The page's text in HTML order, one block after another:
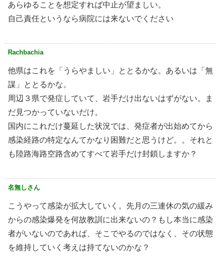
あらゆることを想定すれば中止が望ましい。
自己責任というなら病院には来ないでください
Rachbachia
他県はこれを「うらやましい」ととるかな。あるいは「無
謀」ととるかな。
周辺３県で発症していて、岩手だけ出ないはずがない。ま
だ見つかっていないだけ。
国内にこれだけ蔓延した状況では、発症者が出始めてから
感染経路の特定なんてかなり困難だと思うけど。。それと
も陸路海路空路含めてすべて岩手だけ封鎖しますか？
名無しさん
こうやって感染が拡大していく。先月の三連休の気の緩み
からの感染爆発を何故教訓に出来ないの？もし本当に感染
者がいないのであれば、そこでやるのではなく、その状態
を維持していく考えは持てないのかな？